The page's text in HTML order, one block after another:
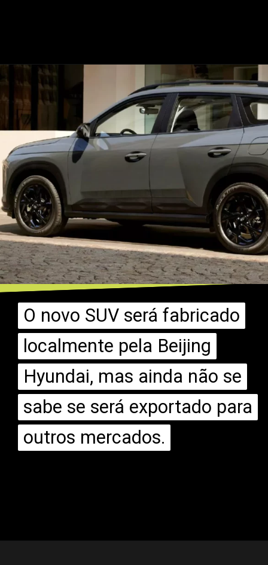
https://mundofixa.com.br/suv-que-vai-substituir-o-hyundai-ix35-impressiona-com-toque-de-modernidade/
O novo SUV será fabricado
localmente pela Beijing
Hyundai, mas ainda não se
sabe se será exportado para
outros mercados.
O novo SUV será fabricado
localmente pela Beijing
Hyundai, mas ainda não se
sabe se será exportado para
outros mercados.